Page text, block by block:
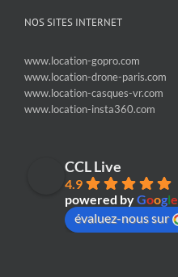
NOS SITES INTERNET
www.location-gopro.com
www.location-drone-paris.com
www.location-casques-vr.com
www.location-insta360.com
CCL Live
4.9
powered byGoogle
évaluez-nous sur